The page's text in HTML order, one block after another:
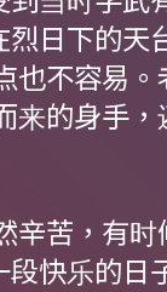
日下的天
也不容易
来的身手
辛苦，有
快乐的日